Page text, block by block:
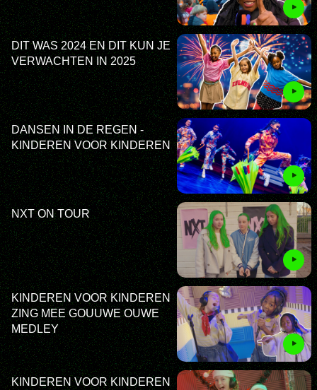
DIT WAS 2024 EN DIT KUN JE
VERWACHTEN IN 2025
DANSEN IN DE REGEN -
KINDEREN VOOR KINDEREN
NXT ON TOUR
KINDEREN VOOR KINDEREN
ZING MEE GOUUWE OUWE
MEDLEY
KINDEREN VOOR KINDEREN